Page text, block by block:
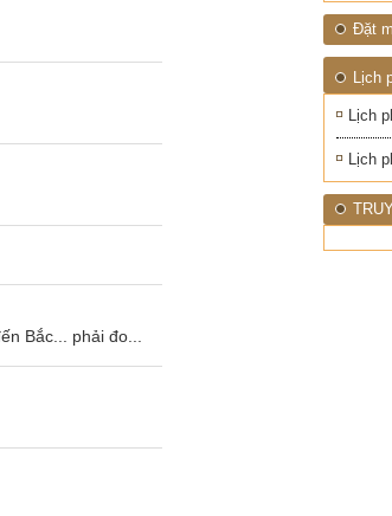
Bắc... phải đo...
Đặt
Lịch
Lịch
Lịch